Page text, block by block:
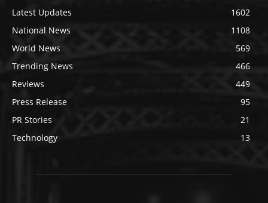
Latest Updates
1602
National News
1108
World News
569
Trending News
466
Reviews
449
Press Release
95
PR Stories
21
Technology
13